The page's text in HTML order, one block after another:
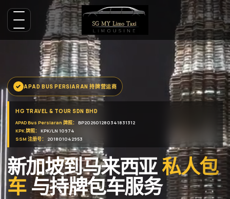
APAD BUS PERSIARAN 持牌营运商
HG TRAVEL & TOUR SDN BHD
APAD Bus Persiaran 牌照： BP202601280341831312
KPK 牌照： KPK/LN 10974
SSM 注册号：
201801042953
新加坡到马来西亚私人包
车与持牌包车服务